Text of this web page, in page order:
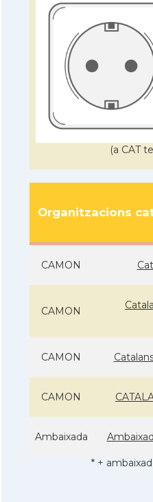
(a CAT
Organitzacions
CAMON
CAMON
CAMON
CAMON
Ambaixada
* +